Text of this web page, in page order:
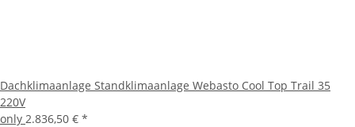
Dachklimaanlage Standklimaanlage Webasto Cool Top Trail 35
220V
only 2.836,50 € *